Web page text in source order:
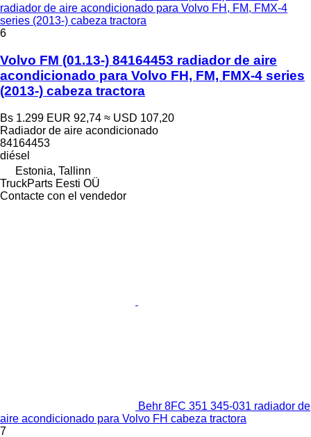
radiador de aire acondicionado para Volvo FH, FM, FMX-4
series (2013-) cabeza tractora
6
Volvo FM (01.13-) 84164453 radiador de aire
acondicionado para Volvo FH, FM, FMX-4 series
(2013-) cabeza tractora
Bs 1.299 EUR 92,74 ≈ USD 107,20
Radiador de aire acondicionado
84164453
diésel
Estonia, Tallinn
TruckParts Eesti OÜ
Contacte con el vendedor
Behr 8FC 351 345-031 radiador de
aire acondicionado para Volvo FH cabeza tractora
7